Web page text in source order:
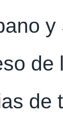
de
de